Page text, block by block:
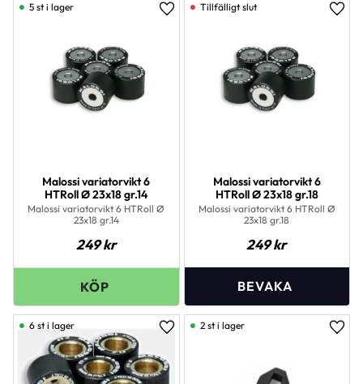
Malossi variatorvikt 6
HTRoll Ø 23x18 gr.14
Malossi variatorvikt 6 HTRoll Ø
23x18 gr.14
249kr
Lägg till i favoriter
5 st i lager
Malossi variatorvikt 6
HTRoll Ø 23x18 gr.18
Malossi variatorvikt 6 HTRoll Ø
23x18 gr.18
249kr
Lägg till i favoriter
6 st i lager 2 st i lager